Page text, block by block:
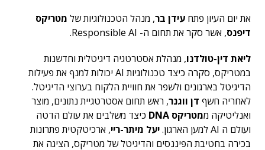
את יום העיון פתח עידן בר, מנהל הטכנולוגיות של מטריקס
דיפנס, אשר סקר את תחום ה- Responsible AI.
ליאת דין-טולדנו, מנהלת אסטרטגיה דיגיטלית וחדשנות
במטריקס, סקרה כיצד טכנולוגיות AI יכולות למנף את פעילות
הדיגיטל בארגונים ולשפר את חוויית הלקוח בערוצי הדיגיטל.
לאחריה חשף דן ווגנר, ראש תחום אסטרטגיית נתונים, מוצר
ואנליטיקה ממטריקס DNA כיצד משלבים את עולם הדטה
ועולם ה AI למען הארגון.
יעל מיתר-ריי, ארכיטקטית פתרונות
בכירה בחטיבת הפיננסים והדיגיטל של מטריקס, הציגה את